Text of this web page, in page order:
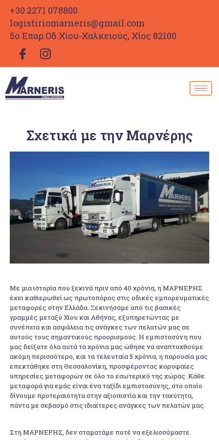
+30 2271 078800
logistiriomarneris@gmail.com
5ο Επαρ.Οδ.Χίου-Χαλκειούς, Χίος 82100
Σχετικά με την Μαρνέρης
Με μια ιστορία που ξεκινά πριν από 40 χρόνια, η ΜΑΡΝΕΡΗΣ
έχει καθιερωθεί ως πρωτοπόρος στις οδικές εμπορευματικές
μεταφορές στην Ελλάδα. Ξεκινήσαμε από τις βασικές
γραμμές μεταξύ Χίου και Αθήνας, εξυπηρετώντας με
συνέπεια και ασφάλεια τις ανάγκες των πελατών μας σε
αυτούς τους σημαντικούς προορισμούς. Η εμπιστοσύνη που
μας δείξατε όλα αυτά τα χρόνια μας ώθησε να αναπτυχθούμε
ακόμη περισσότερο, και τα τελευταία 5 χρόνια, η παρουσία μας
επεκτάθηκε στη Θεσσαλονίκη, προσφέροντας κορυφαίες
υπηρεσίες μεταφορών σε όλο το εσωτερικό της χώρας. Κάθε
μεταφορά για εμάς είναι ένα ταξίδι εμπιστοσύνης, στο οποίο
δίνουμε προτεραιότητα στην αξιοπιστία και την ταχύτητα,
πάντα με σεβασμό στις ιδιαίτερες ανάγκες των πελατών μας.
Στη ΜΑΡΝΕΡΗΣ, δεν σταματάμε ποτέ να εξελισσόμαστε.